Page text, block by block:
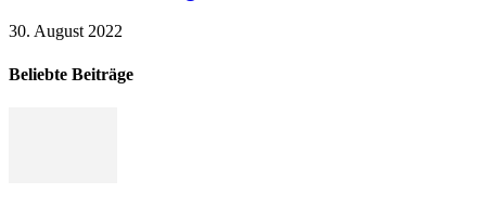
30. August 2022
Beliebte Beiträge